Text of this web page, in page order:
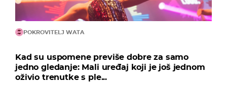
POKROVITELJ WATA
Kad su uspomene previše dobre za samo
jedno gledanje: Mali uređaj koji je još jednom
oživio trenutke s ple...